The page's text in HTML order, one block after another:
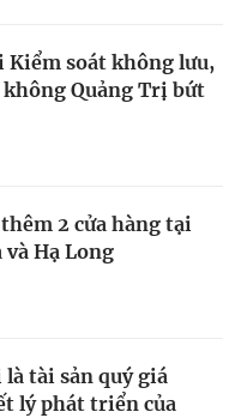
Kiểm soát không lưu,
không Quảng Trị bứt
2 cửa hàng tại
Hạ Long
là tài sản quý giá
lý phát triển của